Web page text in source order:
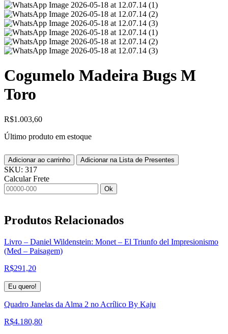
Cogumelo Madeira Bugs M
Toro
R$1.003,60
Último produto em estoque
Adicionar ao carrinho Adicionar na Lista de Presentes
SKU: 317
Calcular Frete
Ok
Produtos Relacionados
Livro – Daniel Wildenstein: Monet – El Triunfo del Impresionismo
(Med – Paisagem)
R$291,20
Eu quero!
Quadro Janelas da Alma 2 no Acrílico By Kaju
R$4.180,80